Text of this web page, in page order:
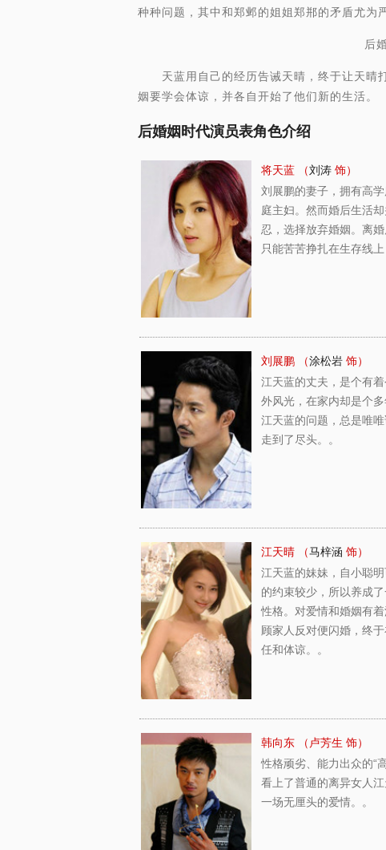
种种问题，其中和郑邺的姐姐郑郱的矛盾尤为
后
天蓝用自己的经历告诫天晴，终于让天晴
姻要学会体谅，并各自开始了他们新的生活。
后婚姻时代演员表角色介绍
将天蓝 （刘涛 饰）
刘展鹏的妻子，拥有高
庭主妇。然而婚后生活
忍，选择放弃婚姻。离
只能苦苦挣扎在生存线
刘展鹏 （涂松岩 饰）
江天蓝的丈夫，是个有
外风光，在家内却是个
江天蓝的问题，总是唯
走到了尽头。。
江天晴 （马梓涵 饰）
江天蓝的妹妹，自小聪
的约束较少，所以养成
性格。对爱情和婚姻有
顾家人反对便闪婚，终
任和体谅。。
韩向东 （卢芳生 饰）
性格顽劣、能力出众的“
看上了普通的离异女人
一场无厘头的爱情。。